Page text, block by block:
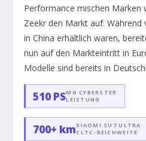
Performance mischen Marken
Zeekr den Markt auf. Während
in China erhältlich waren,
nun auf den Markteintritt in
Modelle sind bereits in
510 PSMG CYBERSTER
LEISTUNG
700+ kmXIAOMI SU7 ULTRA
CLTC-REICHWEITE